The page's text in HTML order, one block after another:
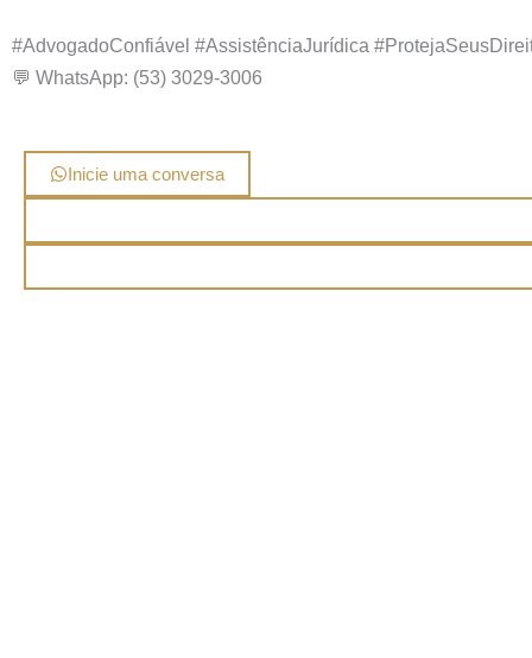
#AdvogadoConfiável #AssistênciaJurídica
💬 WhatsApp: (53) 3029-3006
Inicie uma conversa